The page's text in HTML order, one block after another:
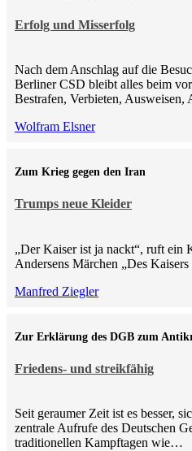
Erfolg und Misserfolg
Nach dem Anschlag auf die
Berliner CSD bleibt alles beim
Bestrafen, Verbieten,
Wolfram Elsner
Trumps neue Kleider
Zum Krieg gegen den Iran
„Der Kaiser ist ja nackt“, ruft ein
Andersens Märchen „Des
Manfred Ziegler
Friedens- und streikfähig
Zur Erklärung des DGB zum
Seit geraumer Zeit ist es besser,
zentrale Aufrufe des Deutschen
traditionellen Kampftagen wie…